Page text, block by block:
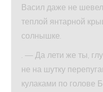
Васил даже не
теплой янтарной
солнышке.
. — Да лети же ты,
не на шутку
кулаками по голове